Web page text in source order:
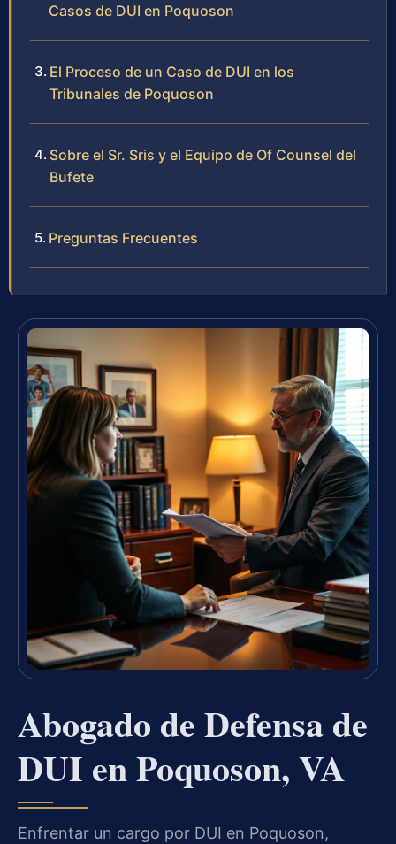
Casos de DUI en Poquoson
El Proceso de un Caso de DUI en los
Tribunales de Poquoson
Sobre el Sr. Sris y el Equipo de Of Counsel del
Bufete
Preguntas Frecuentes
Abogado de Defensa de
DUI en Poquoson, VA
Enfrentar un cargo por DUI en Poquoson,